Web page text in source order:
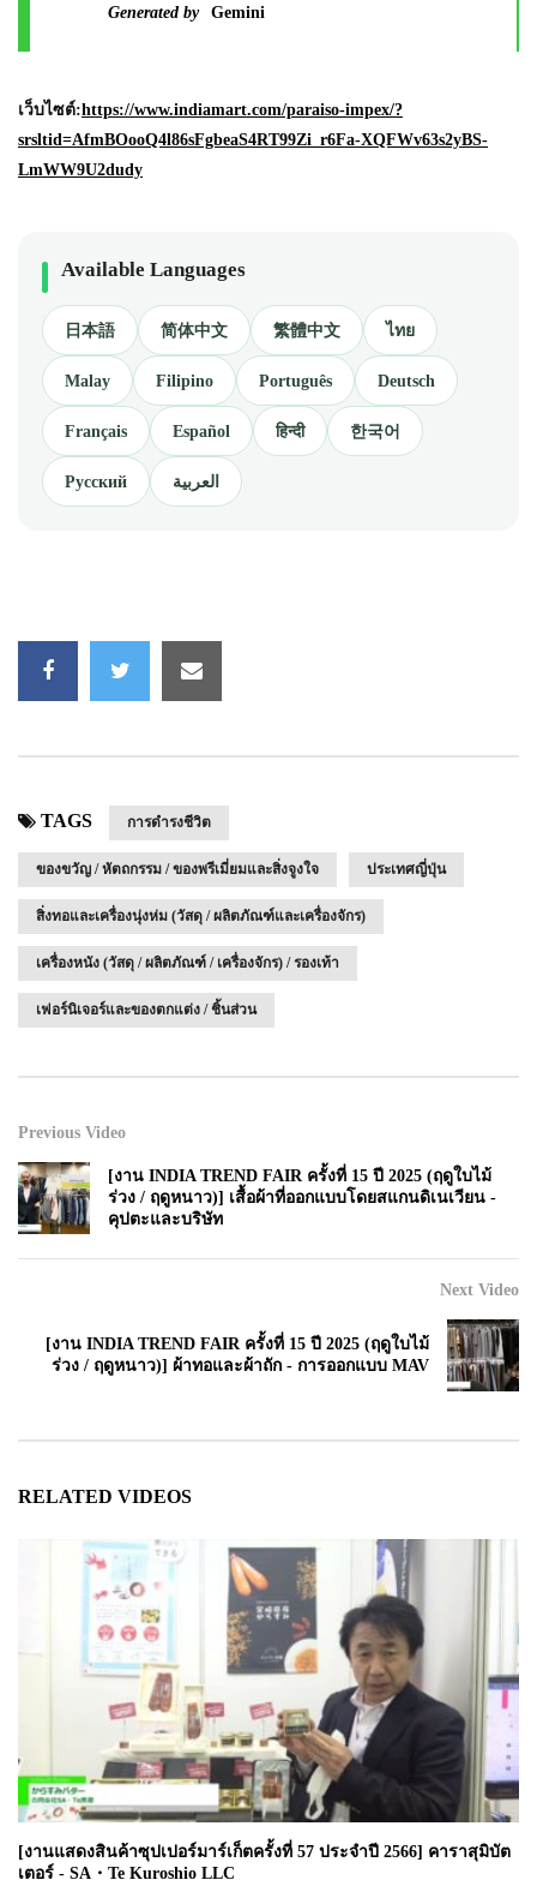
Generated by Gemini
เว็บไซต์:https://www.indiamart.com/paraiso-impex/?
srsltid=AfmBOooQ4l86sFgbeaS4RT99Zi_r6Fa-XQFWv63s2yBS-
LmWW9U2dudy
Available Languages
日本語 简体中文 繁體中文 ไทย
Malay Filipino Português Deutsch
Français Español हिन्दी 한국어
Русский العربية
TAGS การดำรงชีวิต
ของขวัญ / หัตถกรรม / ของพรีเมี่ยมและสิ่งจูงใจ ประเทศญี่ปุ่น
สิ่งทอและเครื่องนุ่งห่ม (วัสดุ / ผลิตภัณฑ์และเครื่องจักร)
เครื่องหนัง (วัสดุ / ผลิตภัณฑ์ / เครื่องจักร) / รองเท้า
เฟอร์นิเจอร์และของตกแต่ง / ชิ้นส่วน
Previous Video
[งาน INDIA TREND FAIR ครั้งที่ 15 ปี 2025 (ฤดูใบไม้
ร่วง / ฤดูหนาว)] เสื้อผ้าที่ออกแบบโดยสแกนดิเนเวียน -
คุปตะและบริษัท
Next Video
[งาน INDIA TREND FAIR ครั้งที่ 15 ปี 2025 (ฤดูใบไม้
ร่วง / ฤดูหนาว)] ผ้าทอและผ้าถัก - การออกแบบ MAV
RELATED VIDEOS
[งานแสดงสินค้าซุปเปอร์มาร์เก็ตครั้งที่ 57 ประจำปี 2566] คาราสุมิบัต
เตอร์ - SA・Te Kuroshio LLC